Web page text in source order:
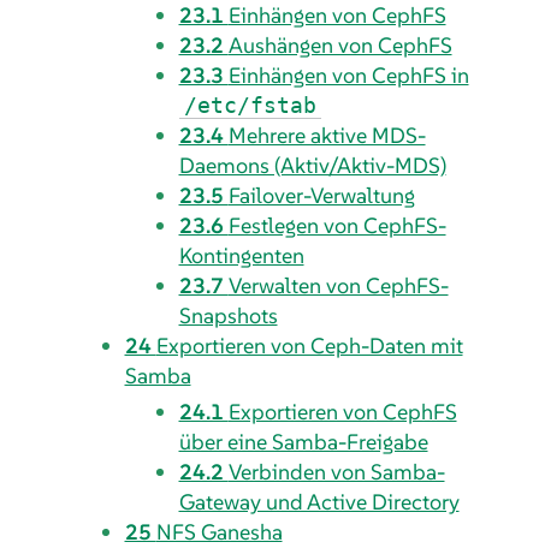
23.1 Einhängen von CephFS
23.2 Aushängen von CephFS
23.3 Einhängen von CephFS in
/etc/fstab
23.4 Mehrere aktive MDS-
Daemons (Aktiv/Aktiv-MDS)
23.5 Failover-Verwaltung
23.6 Festlegen von CephFS-
Kontingenten
23.7 Verwalten von CephFS-
Snapshots
24 Exportieren von Ceph-Daten mit
Samba
24.1 Exportieren von CephFS
über eine Samba-Freigabe
24.2 Verbinden von Samba-
Gateway und Active Directory
25 NFS Ganesha